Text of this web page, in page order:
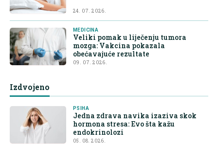
24. 07. 2026.
MEDICINA
Veliki pomak u liječenju tumora
mozga: Vakcina pokazala
obećavajuće rezultate
09. 07. 2026.
Izdvojeno
PSIHA
Jedna zdrava navika izaziva skok
hormona stresa: Evo šta kažu
endokrinolozi
05. 08. 2026.